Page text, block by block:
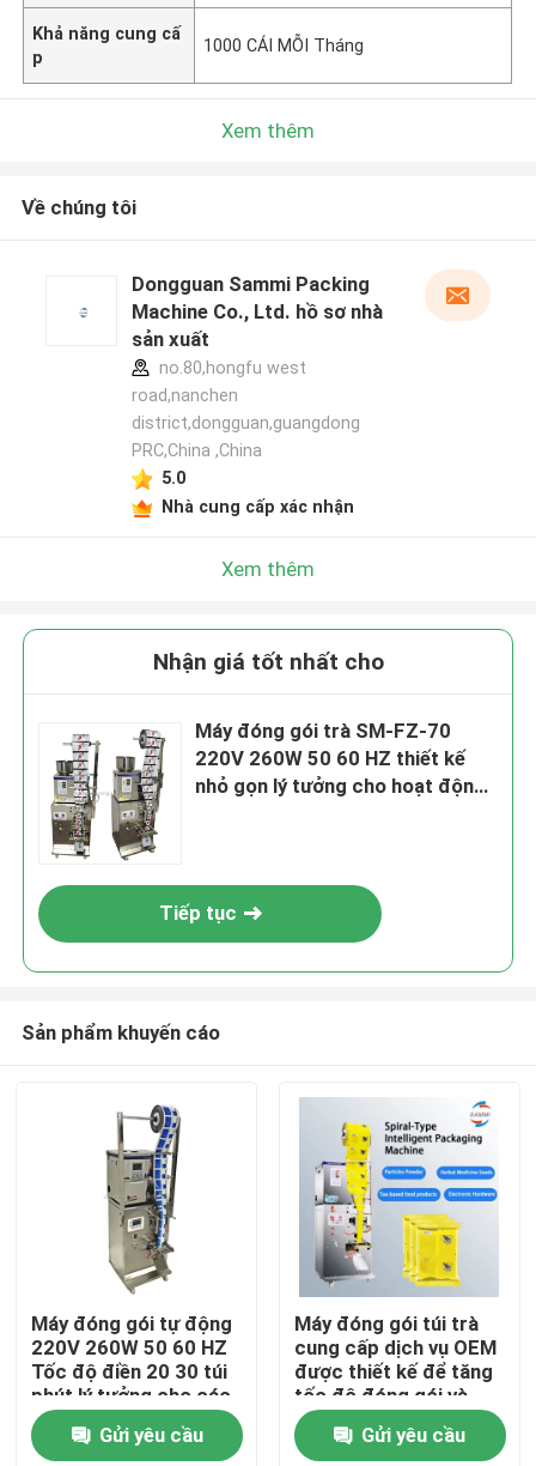
Sản phẩm
Về chúng tôi
Khả năng cung cấ
p
1000 CÁI MỖI Tháng
Xem thêm
Về chúng tôi
Dongguan Sammi Packing
Machine Co., Ltd. hồ sơ nhà
sản xuất
no.80,hongfu west
road,nanchen
district,dongguan,guangdong
PRC,China ,China
5.0
Nhà cung cấp xác nhận
Xem thêm
Nhận giá tốt nhất cho
Máy đóng gói trà SM-FZ-70
220V 260W 50 60 HZ thiết kế
nhỏ gọn lý tưởng cho hoạt động
Tiếp tục
Sản phẩm khuyến cáo
Máy đóng gói tự động
220V 260W 50 60 HZ
Tốc độ điền 20 30 túi
phút lý tưởng cho các
giải pháp đóng gói
Gửi yêu cầu
Máy đóng gói túi trà
cung cấp dịch vụ OEM
được thiết kế để tăng
tốc độ đóng gói và
thích nghi với các yêu
cầu cụ thểGửi yêu cầu